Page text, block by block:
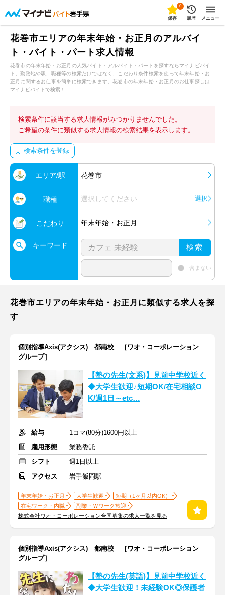
岩手県
0
保存 履歴 メニュー
花巻市エリアの年末年始・お正月のアルバイ
ト・バイト・パート求人情報
花巻市の年末年始・お正月の人気バイト・アルバイト・パートを探すならマイナビバイ
ト。勤務地や駅、職種等の検索だけではなく、こだわり条件検索を使って年末年始・お
正月に関するお仕事を簡単に検索できます。花巻市の年末年始・お正月のお仕事探しは
マイナビバイトで検索！
検索条件に該当する求人情報がみつかりませんでした。
ご希望の条件に類似する求人情報の検索結果を表示します。
検索条件を登録
エリア/駅 花巻市
職種 選択してください 選択
こだわり 年末年始・お正月
キーワード 検索
含まない
花巻市エリアの年末年始・お正月に類似する求人を探
す
個別指導Axis(アクシス) 都南校 ［ワオ・コーポレーション
グループ］
【塾の先生(文系)】見前中学校近く
◆大学生歓迎♪短期OK/在宅相談O
K/週1日～etc…
給与
1コマ(80分)1600円以上
雇用形態
業務委託
シフト
週1日以上
アクセス
岩手飯岡駅
年末年始・お正月 大学生歓迎
短期（1ヶ月以内OK）
在宅ワーク・内職
副業・Ｗワーク歓迎
株式会社ワオ・コーポレーション合同募集の求人一覧を見る
個別指導Axis(アクシス) 都南校 ［ワオ・コーポレーション
グループ］
【塾の先生(英語)】見前中学校近く
◆大学生歓迎！未経験OK◎保護者